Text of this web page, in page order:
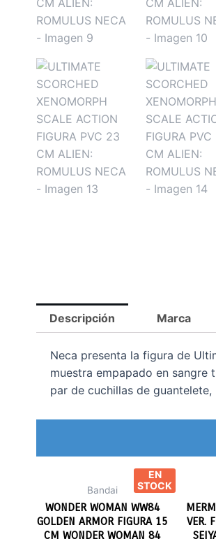
Descripción Marca
Neca presenta la figura de
muestra empapado en sangre
par de cuchillas de guantelete,
EN
STOCK
Bandai
WONDER WOMAN WW84
GOLDEN ARMOR FIGURA 15
CM WONDER WOMAN 84
VER.